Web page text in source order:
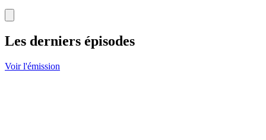
Les derniers épisodes
Voir l'émission